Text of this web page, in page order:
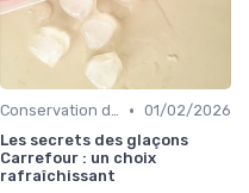
Conservation des Glaçons • 01/02/2026
Les secrets des glaçons
Carrefour : un choix
rafraîchissant